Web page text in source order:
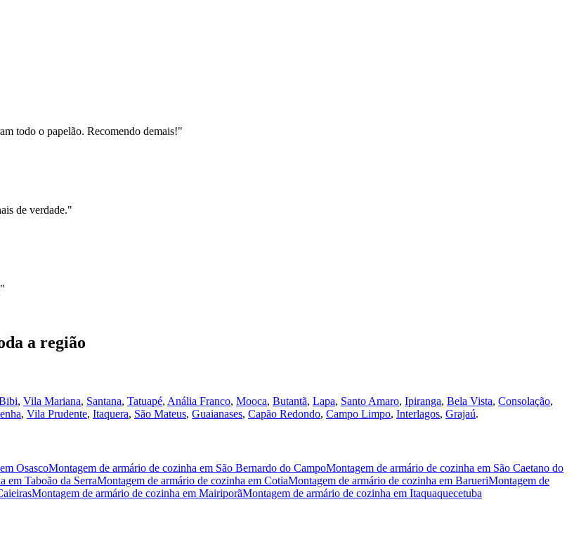
todo o papelão. Recomendo demais!"
de verdade."
"
a região
, Vila Mariana, Santana, Tatuapé, Anália Franco, Mooca, Butantã, Lapa, Santo Amaro, Ipiranga, Bela Vista, Consolação,
, Vila Prudente, Itaquera, São Mateus, Guaianases, Capão Redondo, Campo Limpo, Interlagos, Grajaú.
em OsascoMontagem de armário de cozinha em São Bernardo do CampoMontagem de armário de cozinha em São Caetano do
em Taboão da SerraMontagem de armário de cozinha em CotiaMontagem de armário de cozinha em BarueriMontagem de
Montagem de armário de cozinha em MairiporãMontagem de armário de cozinha em Itaquaquecetuba